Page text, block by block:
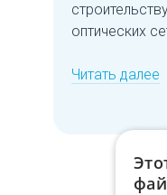
оптических
Читать далее